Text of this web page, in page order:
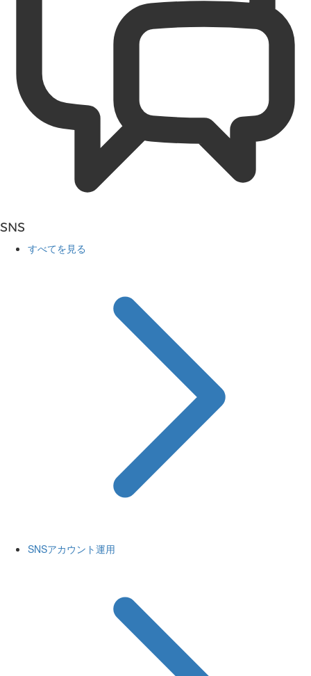
SNS
すべてを見る
SNSアカウント運用